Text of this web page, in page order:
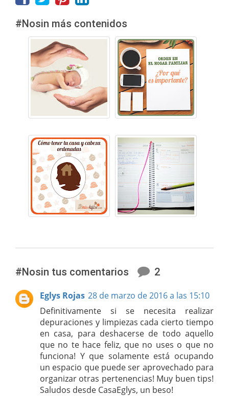
#Nosin más contenidos
#Nosin tus comentarios 2
Eglys Rojas 28 de marzo de 2016 a las 15:10
Definitivamente si se necesita realizar
depuraciones y limpiezas cada cierto tiempo
en casa, para deshacerse de todo aquello
que no te hace feliz, que no uses o que no
funciona! Y que solamente está ocupando
un espacio que puede ser aprovechado para
organizar otras pertenencias! Muy buen tips!
Saludos desde CasaEglys, un beso!